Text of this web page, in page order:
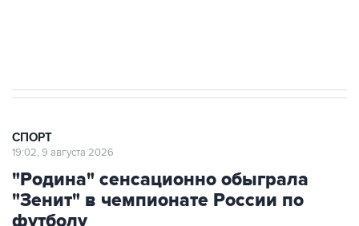
СПОРТ
19:02, 9 августа 2026
"Родина" сенсационно обыграла
"Зенит" в чемпионате России по
футболу